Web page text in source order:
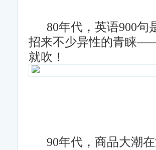
80年代，英语900句
招来不少异性的青睐
就吹！
90年代，商品大潮在